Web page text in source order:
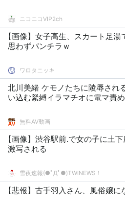
ニコニコVIP2ch
【画像】女子高生、スカート足湯
思わずパンチラｗ
ワロタニッキ
北川美緒 ケモノたちに陵辱され
い込む緊縛イラマチオに電マ責
無料AV動画
【画像】渋谷駅前.で女の子に土
激写される
雪夜速報(●ﾟДﾟ●)TWINEWS！
【悲報】古手羽入さん、風俗嬢に